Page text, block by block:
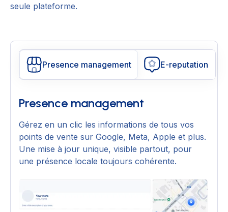
seule plateforme.
Presence management E-reputation
Presence management
Gérez en un clic les informations de tous vos
points de vente sur Google, Meta, Apple et plus.
Une mise à jour unique, visible partout, pour
une présence locale toujours cohérente.